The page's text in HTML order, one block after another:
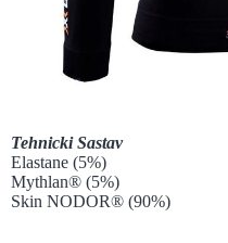
Tehnicki Sastav
Elastane (5%)
Mythlan® (5%)
Skin NODOR® (90%)